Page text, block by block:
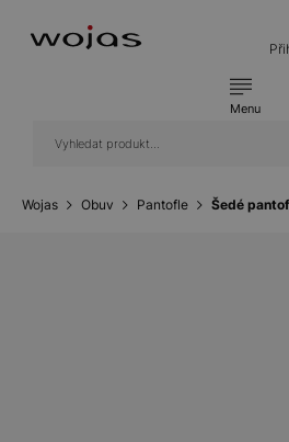
Menu
Wojas Obuv Pantofle Šedé